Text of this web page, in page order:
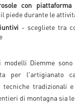
con piattaforma
piede durante le
- scegliete tra
Diemme sono
per l'artigianato
tecniche tradizionali
di montagna sia